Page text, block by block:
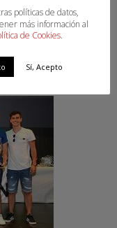
políticas de datos,
más información al
de Cookies.
Sí, Acepto